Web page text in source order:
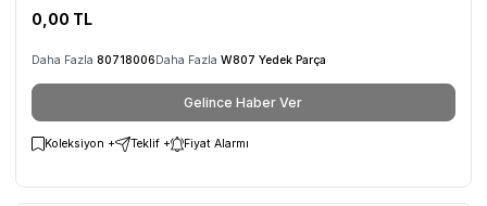
0,00 TL
Daha Fazla 80718006Daha Fazla W807 Yedek Parça
Gelince Haber Ver
Koleksiyon + Teklif + Fiyat Alarmı